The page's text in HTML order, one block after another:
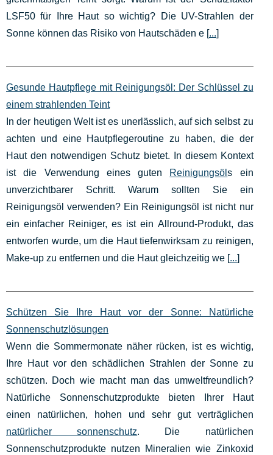
LSF50 für Ihre Haut so wichtig? Die UV-Strahlen der
Sonne können das Risiko von Hautschäden e [...]
Gesunde Hautpflege mit Reinigungsöl: Der Schlüssel zu
einem strahlenden Teint
In der heutigen Welt ist es unerlässlich, auf sich selbst zu
achten und eine Hautpflegeroutine zu haben, die der
Haut den notwendigen Schutz bietet. In diesem Kontext
ist die Verwendung eines guten Reinigungsöls ein
unverzichtbarer Schritt. Warum sollten Sie ein
Reinigungsöl verwenden? Ein Reinigungsöl ist nicht nur
ein einfacher Reiniger, es ist ein Allround-Produkt, das
entworfen wurde, um die Haut tiefenwirksam zu reinigen,
Make-up zu entfernen und die Haut gleichzeitig we [...]
Schützen Sie Ihre Haut vor der Sonne: Natürliche
Sonnenschutzlösungen
Wenn die Sommermonate näher rücken, ist es wichtig,
Ihre Haut vor den schädlichen Strahlen der Sonne zu
schützen. Doch wie macht man das umweltfreundlich?
Natürliche Sonnenschutzprodukte bieten Ihrer Haut
einen natürlichen, hohen und sehr gut verträglichen
natürlicher sonnenschutz. Die natürlichen
Sonnenschutzprodukte nutzen Mineralien wie Zinkoxid